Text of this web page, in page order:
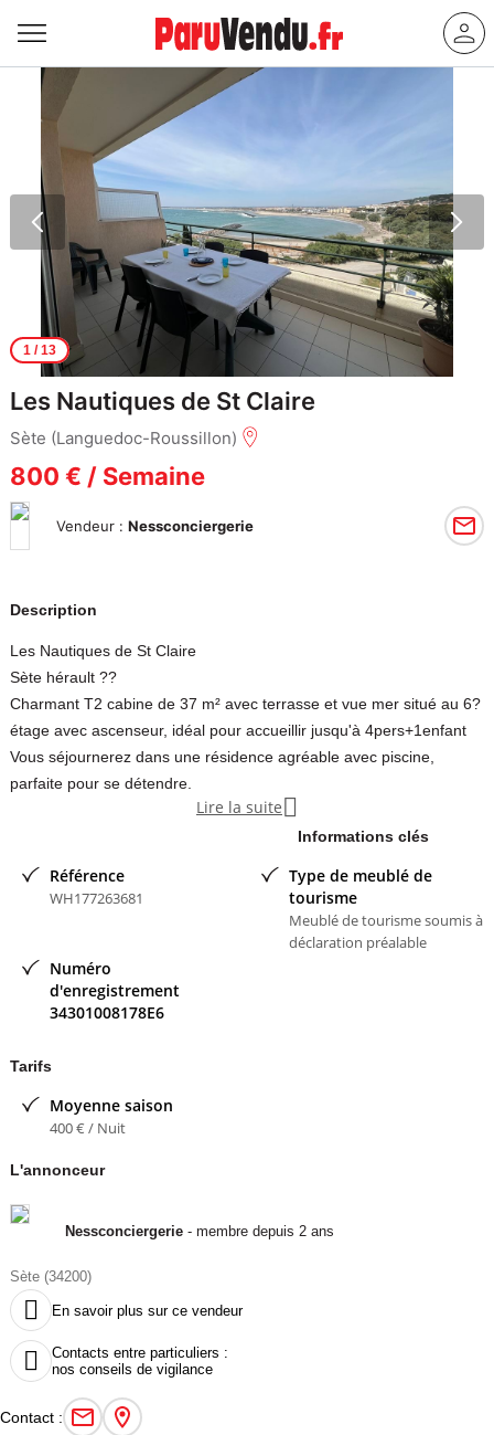
1/ 13
Les Nautiques de St Claire
Sète (Languedoc-Roussillon)
800 € / Semaine
Vendeur : Nessconciergerie
Description
Les Nautiques de St Claire
Sète hérault ??
Charmant T2 cabine de 37 m² avec terrasse et vue mer situé au 6?
étage avec ascenseur, idéal pour accueillir jusqu'à 4pers+1enfant
Vous séjournerez dans une résidence agréable avec piscine,
parfaite pour se détendre.
Une place de parking privative en sous-sol n?11
est également à votre disposition pour un séjour sans contrainte.
Le véritable atout du logement :
la plage est accessible à pied.
Un emplacement idéal pour profiter pleinement de la mer et du
prix
Mai 400euro / la semaine
juin 500euro/ la semaine
Août 750euro / la semaine
Contacter l'annonceur
Lire la suite 
Informations clés
Référence
WH177263681
Type de meublé de
tourisme
Meublé de tourisme soumis à
déclaration préalable
Numéro
d'enregistrement
34301008178E6
Tarifs
Moyenne saison
400 € / Nuit
L'annonceur
Nessconciergerie- membre depuis 2 ans
Sète (34200)
 En savoir plus sur ce vendeur

Contacts entre particuliers :
nos conseils de vigilance
Contact :